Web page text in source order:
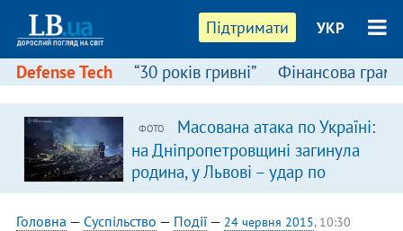
Підтримати УКР
Defense Tech “30 років гривні” Фінансова
ФОТО
Масована атака по Україні:
на Дніпропетровщині загинула
родина, у Львові – удар по
багатоповерхівках
(доповнюється)
Головна — Суспільство — Події— 24 червня 2015, 10:30